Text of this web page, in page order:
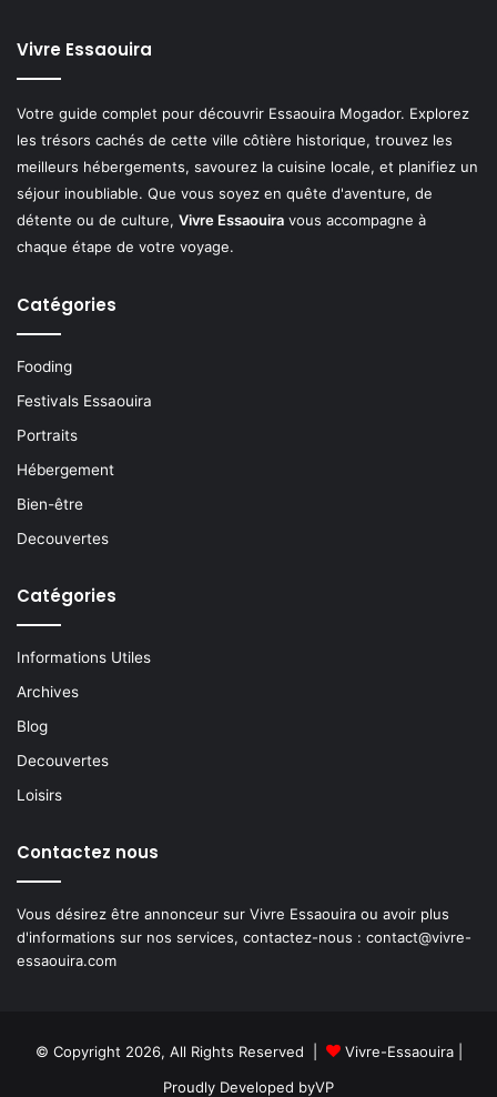
Vivre Essaouira
Votre guide complet pour découvrir Essaouira Mogador. Explorez
les trésors cachés de cette ville côtière historique, trouvez les
meilleurs hébergements, savourez la cuisine locale, et planifiez un
séjour inoubliable. Que vous soyez en quête d'aventure, de
détente ou de culture, Vivre Essaouira vous accompagne à
chaque étape de votre voyage.
Catégories
Fooding
Festivals Essaouira
Portraits
Hébergement
Bien-être
Decouvertes
Catégories
Informations Utiles
Archives
Blog
Decouvertes
Loisirs
Contactez nous
Vous désirez être annonceur sur Vivre Essaouira ou avoir plus
d'informations sur nos services, contactez-nous : contact@vivre-
essaouira.com
© Copyright 2026, All Rights Reserved | Vivre-Essaouira|
Proudly Developed byVP